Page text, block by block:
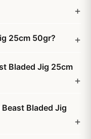
25cm 50gr?
Bladed Jig 25cm
Bladed Jig